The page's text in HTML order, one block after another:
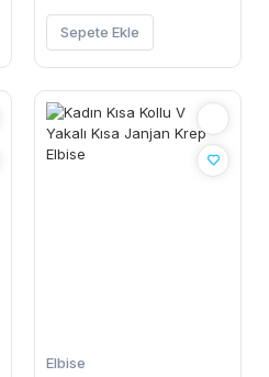
Sepete Ekle
Elbise